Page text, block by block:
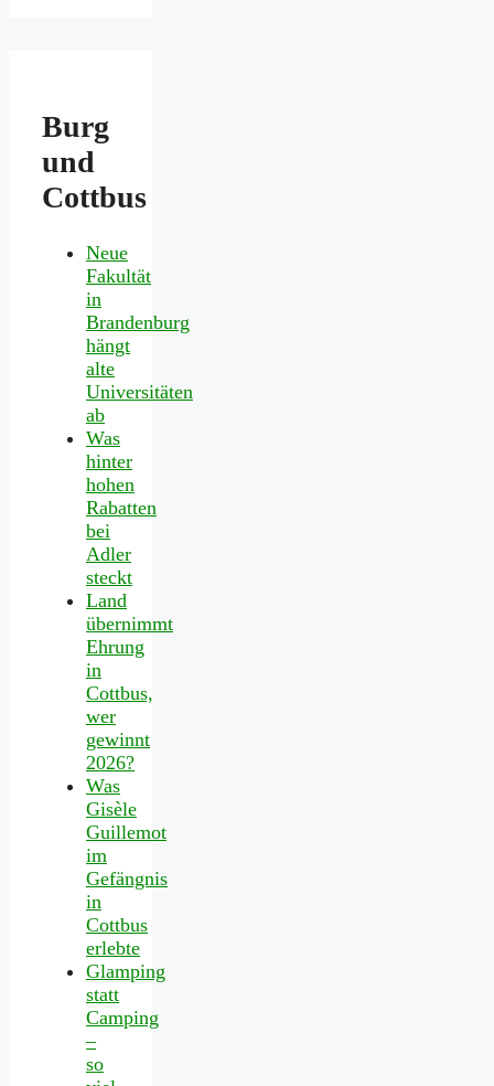
Burg
und
Cottbus
Neue
Fakultät
in
Brandenburg
hängt
alte
Universitäten
ab
Was
hinter
hohen
Rabatten
bei
Adler
steckt
Land
übernimmt
Ehrung
in
Cottbus,
wer
gewinnt
2026?
Was
Gisèle
Guillemot
im
Gefängnis
in
Cottbus
erlebte
Glamping
statt
Camping
–
so